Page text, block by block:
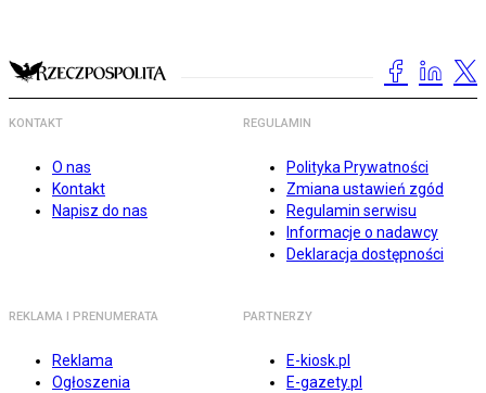
KONTAKT
O nas
Kontakt
Napisz do nas
REGULAMIN
Polityka Prywatności
Zmiana ustawień zgód
Regulamin serwisu
Informacje o nadawcy
Deklaracja dostępności
REKLAMA I PRENUMERATA
Reklama
Ogłoszenia
PARTNERZY
E-kiosk.pl
E-gazety.pl